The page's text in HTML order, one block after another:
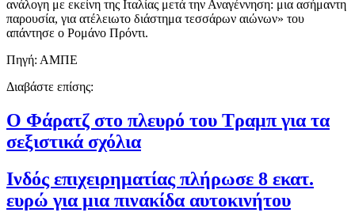
ανάλογη με εκείνη της Ιταλίας μετά την Αναγέννηση: μια ασήμαντη
παρουσία, για ατέλειωτο διάστημα τεσσάρων αιώνων» του
απάντησε ο Ρομάνο Πρόντι.
Πηγή: ΑΜΠΕ
Διαβάστε επίσης:
Ο Φάρατζ στο πλευρό του Τραμπ για τα
σεξιστικά σχόλια
Ινδός επιχειρηματίας πλήρωσε 8 εκατ.
ευρώ για μια πινακίδα αυτοκινήτου